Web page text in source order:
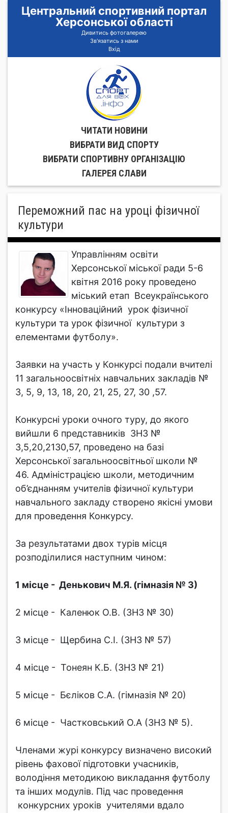
Центральний спортивний портал
Херсонської області
Дивитись фотогалерею
Зв'язатись з нами
Вхід
ЧИТАТИ НОВИНИ
ВИБРАТИ ВИД СПОРТУ
ВИБРАТИ СПОРТИВНУ ОРГАНIЗАЦIЮ
ГАЛЕРЕЯ СЛАВИ
Переможний пас на уроці фізичної
культури
Управлінням освіти
Херсонської міської ради 5-6
квітня 2016 року проведено
міський етап Всеукраїнського
конкурсу «Інноваційний урок фізичної
культури та урок фізичної культури з
елементами футболу».
Заявки на участь у Конкурсі подали вчителі
11 загальноосвітніх навчальних закладів №
3, 5, 9, 13, 18, 20, 21, 25, 27, 30 ,57.
Конкурсні уроки очного туру, до якого
вийшли 6 представників ЗНЗ №
3,5,20,2130,57, проведено на базі
Херсонської загальноосвітньої школи №
46. Адміністрацією школи, методичним
об’єднанням учителів фізичної культури
навчального закладу створено якісні умови
для проведення Конкурсу.
За результатами двох турів місця
розподілилися наступним чином:
1 місце - Денькович М.Я. (гімназія № 3)
2 місце - Каленюк О.В. (ЗНЗ № 30)
3 місце - Щербина С.І. (ЗНЗ № 57)
4 місце - Тонеян К.Б. (ЗНЗ № 21)
5 місце - Бєліков С.А. (гімназія № 20)
6 місце - Частковський О.А (ЗНЗ № 5).
Членами журі конкурсу визначено високий
рівень фахової підготовки учасників,
володіння методикою викладання футболу
та інших модулів. Під час проведення
конкурсних уроків учителями вдало